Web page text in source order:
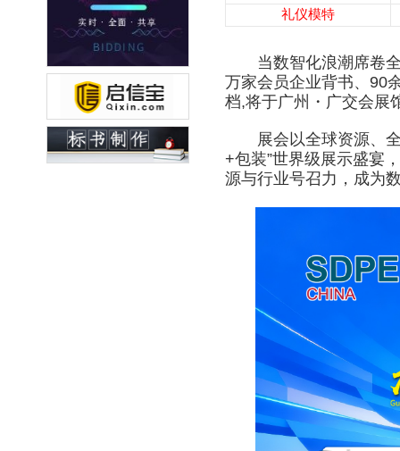
礼仪模特
当数智化浪潮席卷全
万家会员企业背书、90
档,将于广州・广交会展
展会以全球资源、全
+包装”世界级展示盛宴
源与行业号召力，成为